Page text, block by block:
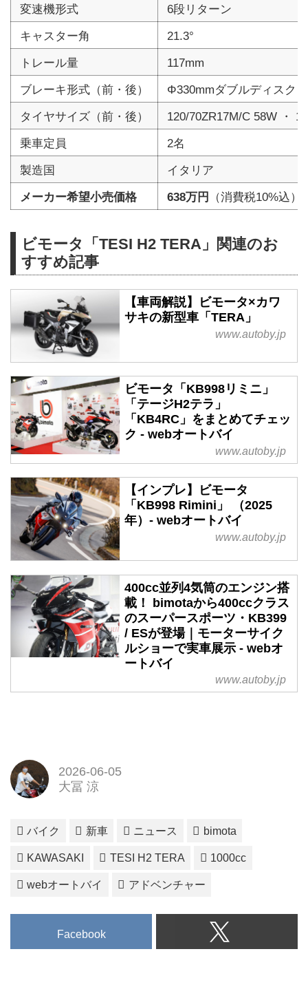
変速機形式
6段リターン
キャスター角
21.3°
トレール量
117mm
ブレーキ形式（前・後）
Φ330mmダブルディスク
タイヤサイズ（前・後）
120/70ZR17M/C 58W ・
乗車定員
2名
製造国
イタリア
メーカー希望小売価格
638万円 （消費税10%込）
ビモータ「TESI H2 TERA」関連のお
すすめ記事
【車両解説】ビモータ×カワ
サキの新型車「TERA」
www.autoby.jp
ビモータ「KB998リミニ」
「テージH2テラ」
「KB4RC」をまとめてチェッ
ク - webオートバイ
www.autoby.jp
【インプレ】ビモータ
「KB998 Rimini」 （2025
年）- webオートバイ
www.autoby.jp
400cc並列4気筒のエンジン搭
載！ bimotaから400ccクラス
のスーパースポーツ・KB399
/ ESが登場｜モーターサイク
ルショーで実車展示 - webオ
ートバイ
www.autoby.jp
2026-06-05
大冨 涼
バイク 新車 ニュース bimota
KAWASAKI TESI H2 TERA 1000cc
webオートバイ アドベンチャー
Facebook